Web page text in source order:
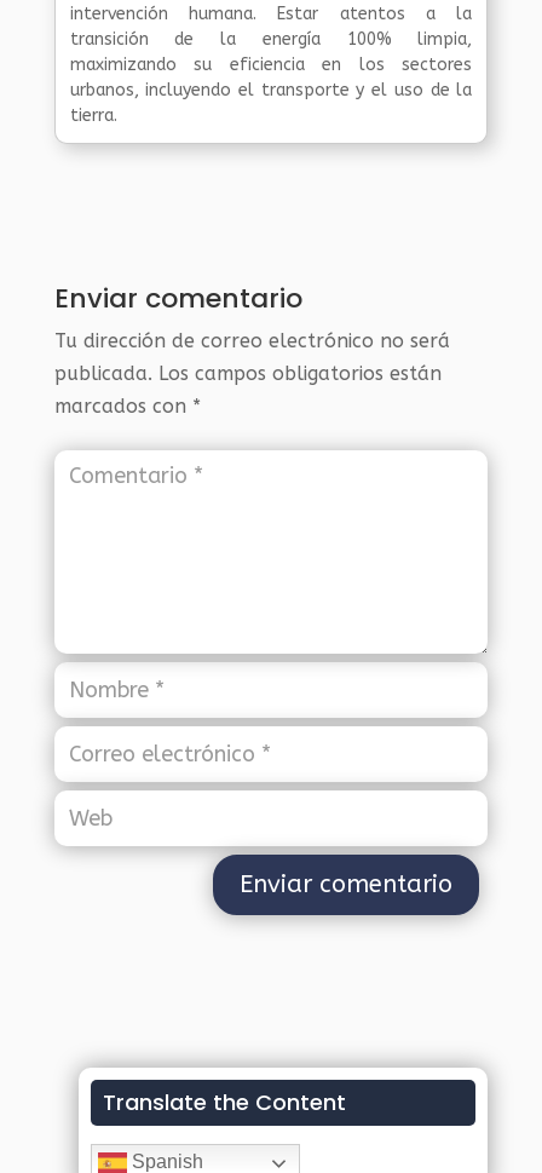
intervención humana. Estar atentos a la
transición de la energía 100% limpia,
maximizando su eficiencia en los sectores
urbanos, incluyendo el transporte y el uso de la
tierra.
Enviar comentario
Tu dirección de correo electrónico no será
publicada. Los campos obligatorios están
marcados con *
Translate the Content
Spanish